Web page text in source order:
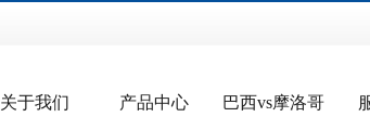
关于我们 产品中心 巴西vs摩洛哥